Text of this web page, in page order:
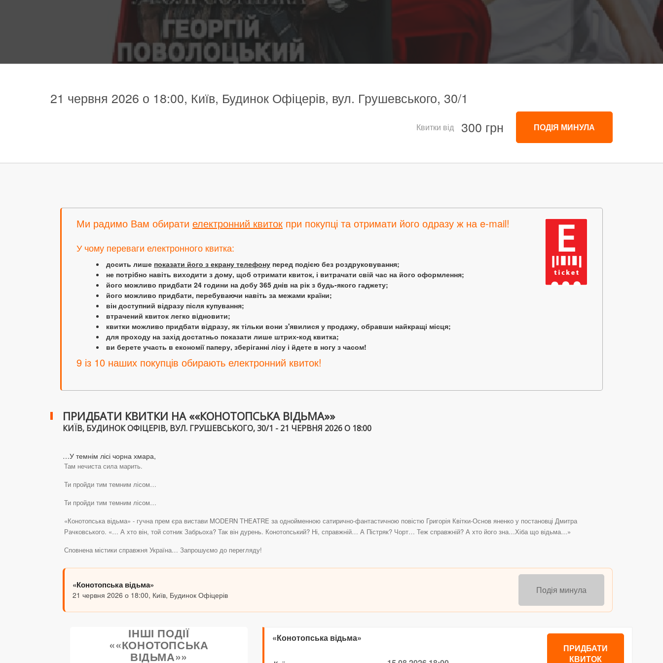
21 червня 2026 о 18:00, Київ, Будинок Офіцерів, вул. Грушевського, 30/1
Квитки від 300 грн ПОДІЯ МИНУЛА
Ми радимо Вам обирати електронний квиток при покупці та отримати його одразу ж на e-mail!
У чому переваги електронного квитка:
досить лише показати його з екрану телефону перед подією без роздруковування;
не потрібно навіть виходити з дому, щоб отримати квиток, і витрачати свій час на його оформлення;
його можливо придбати 24 години на добу 365 днів на рік з будь-якого гаджету;
його можливо придбати, перебуваючи навіть за межами країни;
він доступний відразу після купування;
втрачений квиток легко відновити;
квитки можливо придбати відразу, як тільки вони з'явилися у продажу, обравши найкращі місця;
для проходу на захід достатньо показати лише штрих-код квитка;
ви берете участь в економії паперу, зберіганні лісу і йдете в ногу з часом!
9 із 10 наших покупців обирають електронний квиток!
ПРИДБАТИ КВИТКИ НА ««КОНОТОПСЬКА ВІДЬМА»»
КИЇВ, БУДИНОК ОФІЦЕРІВ, ВУЛ. ГРУШЕВСЬКОГО, 30/1 - 21 ЧЕРВНЯ 2026 О 18:00
…У темнім лісі чорна хмара,
Там нечиста сила марить.
Ти пройди тим темним лісом…
Ти пройди тим темним лісом…
«Конотопська відьма» - гучна прем єра вистави MODERN THEATRE за однойменною сатирично-фантастичною повістю Григорія Квітки-Основ яненко у постановці Дмитра
Рачковського. «… А хто він, той сотник Забрьоха? Так він дурень. Конотопський? Ні, справжній… А Пістряк? Чорт… Теж справжній? А хто його зна…Хіба що відьма…»
Сповнена містики справжня Україна… Запрошуємо до перегляду!
«Конотопська відьма»
21 червня 2026 о 18:00, Київ, Будинок Офіцерів Подія минула
ІНШІ ПОДІЇ
««КОНОТОПСЬКА
ВІДЬМА»»
«Конотопська відьма»
ПРИДБАТИ
КВИТОК